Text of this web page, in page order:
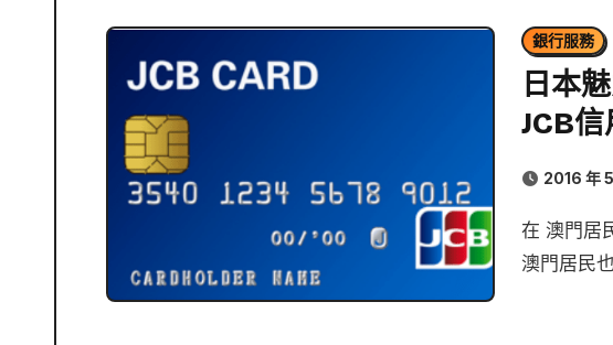
銀行服務
日本
JCB
2016 年
在 澳門居民申請國內信用卡 一文中， 介紹了
澳門居民